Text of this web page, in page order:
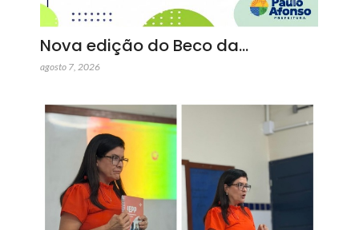
Nova edição do Beco da…
agosto 7, 2026